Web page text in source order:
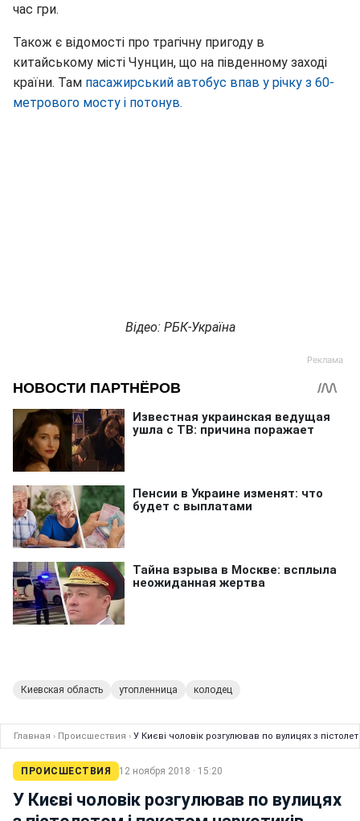
час гри.
Також є відомості про трагічну пригоду в
китайському місті Чунцин, що на південному заході
країни. Там пасажирський автобус впав у річку з 60-
метрового мосту і потонув.
Відео: РБК-Україна
Киевская область утопленница колодец
Главная › Происшествия › У Києві чоловік розгулював по вулицях з
ПРОИСШЕСТВИЯ 12 ноября 2018 · 15:20
У Києві чоловік розгулював по вулицях